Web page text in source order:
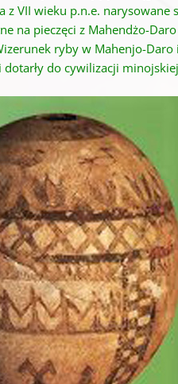
VII wieku p.n.e.
na pieczęci z Mahendżo-Daro
ryby w Mahenjo-Daro i
do ​​cywilizacji